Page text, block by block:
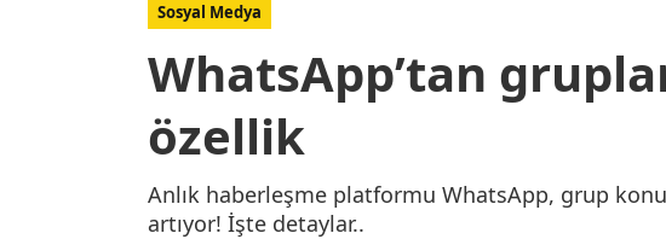
Sosyal Medya
WhatsApp’tan
özellik
Anlık haberleşme platformu WhatsApp, grup
artıyor! İşte detaylar..